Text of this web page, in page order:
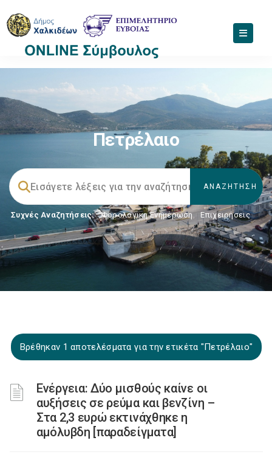
Πετρέλαιο
Συχνές Αναζητήσεις: Φορολογικη Ενημέρωση, Επιχειρήσεις
Βρέθηκαν 1 αποτελέσματα για την ετικέτα "Πετρέλαιο"
Ενέργεια: Δύο μισθούς καίνε οι
αυξήσεις σε ρεύμα και βενζίνη –
Στα 2,3 ευρώ εκτινάχθηκε η
αμόλυβδη [παραδείγματα]